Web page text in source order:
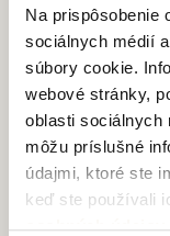
Na prispôsobenie
sociálnych médií
súbory cookie.
webové stránky,
oblasti sociálnych
môžu príslušné
údajmi, ktoré ste
keď ste používali
osobných údajov